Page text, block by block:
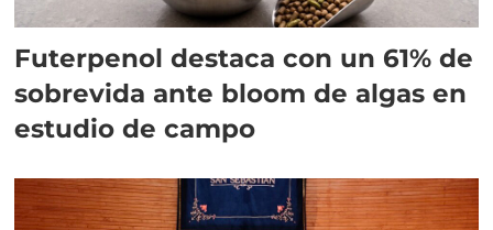
Futerpenol destaca con un 61% de
sobrevida ante bloom de algas en
estudio de campo